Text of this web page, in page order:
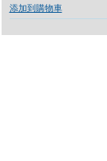
添加到購物車